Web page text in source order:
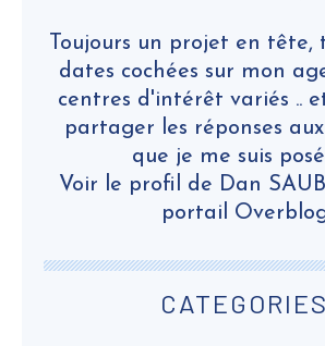
CATEGORIES
Toujours un projet en tête,
dates cochées sur mon
centres d'intérêt variés ..
partager les réponses
que je me suis
Voir le profil de Dan
portail